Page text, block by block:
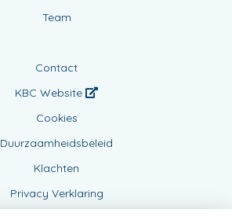
Team
Contact
KBC Website
Cookies
Duurzaamheidsbeleid
Klachten
Privacy Verklaring